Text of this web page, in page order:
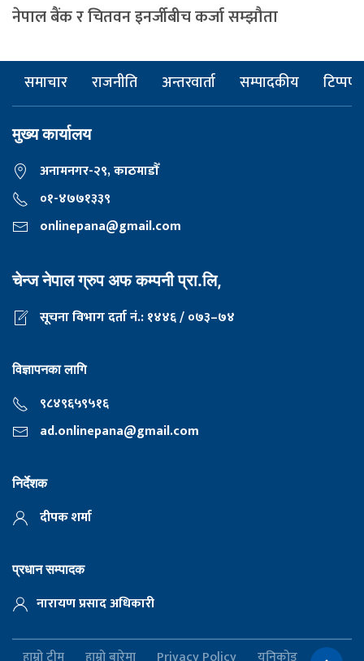
नेपाल बैंक र चितवन इनर्जीबीच कर्जा सम्झौता
समाचार राजनीति अन्तरवार्ता सम्पादकीय टिप्पणी
मुख्य कार्यालय
अनामनगर-२९, काठमाडाैँ
०१-४७७१३३९
onlinepana@gmail.com
चेन्ज नेपाल ग्रुप अफ कम्पनी प्रा.लि,
सूचना विभाग दर्ता नं.: १४४६ / ०७३–७४
विज्ञापनका लागि
९८४९६५९५१६
ad.onlinepana@gmail.com
निर्देशक
दीपक शर्मा
प्रधान सम्पादक
नारायण प्रसाद अधिकारी